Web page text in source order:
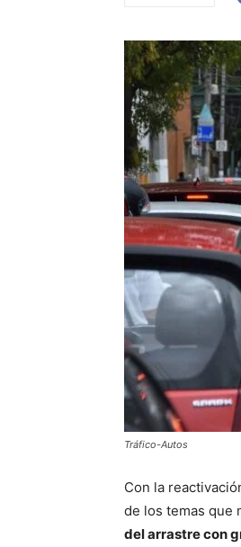
Tráfico-Autos
Con la
de los temas que
del arrastre con